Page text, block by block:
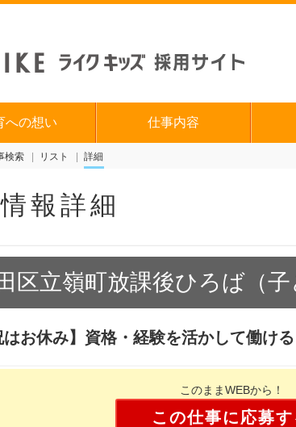
への想い 仕事内容
検索 リスト 詳細
報詳細
区立嶺町放課後ひろば（子
はお休み】資格・経験を活かして働け
このままWEBから！
この仕事に応募す